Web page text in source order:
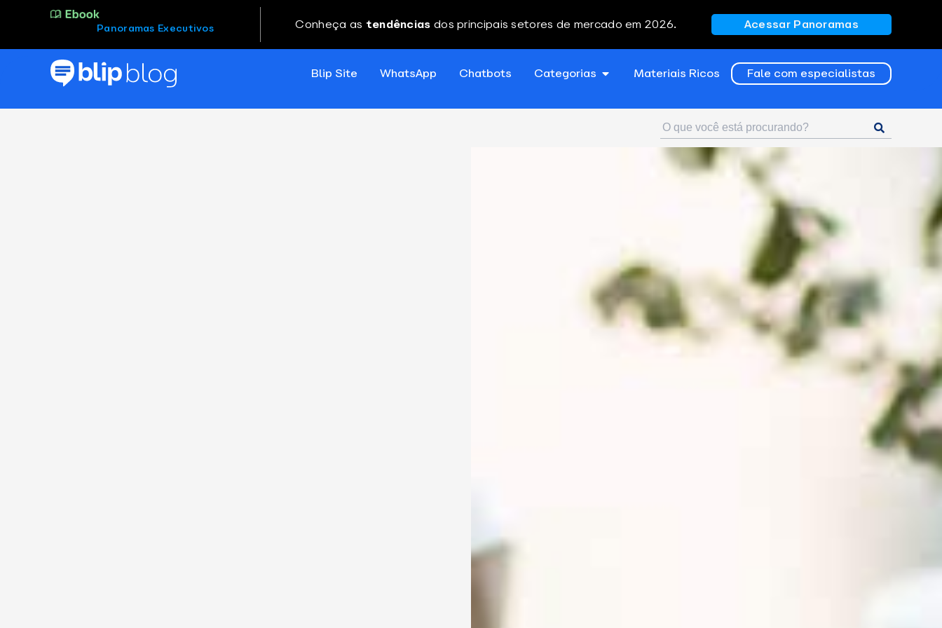
Panoramas Executivos Conheça as tendências dos principais setores de mercado em 2026. Acessar Panoramas
Blip Site WhatsApp Chatbots Categorias Materiais Ricos Fale com especialistas